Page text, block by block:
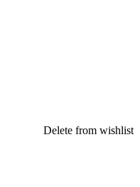
Delete from wishlist